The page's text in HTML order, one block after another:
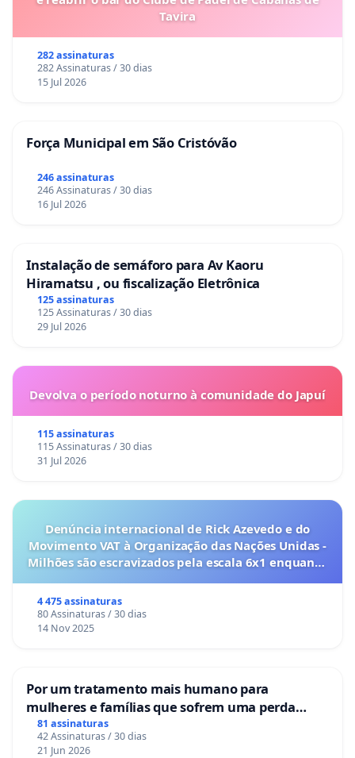
Tavira
282 assinaturas
282 Assinaturas / 30 dias
15 Jul 2026
Força Municipal em São Cristóvão
246 assinaturas
246 Assinaturas / 30 dias
16 Jul 2026
Instalação de semáforo para Av Kaoru
Hiramatsu , ou fiscalização Eletrônica
125 assinaturas
125 Assinaturas / 30 dias
29 Jul 2026
Devolva o período noturno à comunidade do Japuí
115 assinaturas
115 Assinaturas / 30 dias
31 Jul 2026
Denúncia internacional de Rick Azevedo e do
Movimento VAT à Organização das Nações Unidas -
Milhões são escravizados pela escala 6x1 enquanto
4 475 assinaturas
80 Assinaturas / 30 dias
14 Nov 2025
Por um tratamento mais humano para
mulheres e famílias que sofrem uma perda
gestacional nos hospitais portugueses
81 assinaturas
42 Assinaturas / 30 dias
21 Jun 2026